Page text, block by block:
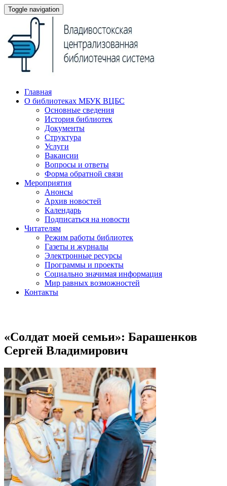
Toggle navigation
Главная
О библиотеках МБУК ВЦБС
Основные сведения
История библиотек
Документы
Структура
Услуги
Вакансии
Вопросы и ответы
Форма обратной связи
Мероприятия
Анонсы
Архив новостей
Календарь
Подписаться на новости
Читателям
Режим работы библиотек
Газеты и журналы
Электронные ресурсы
Программы и проекты
Социально значимая информация
Мир равных возможностей
Контакты
«Солдат моей семьи»: Барашенков
Сергей Владимирович